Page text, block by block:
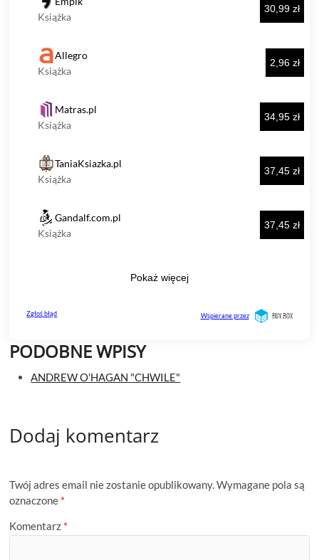
PODOBNE WPISY
ANDREW O'HAGAN "CHWILE"
Dodaj komentarz
Twój adres email nie zostanie opublikowany.Wymagane pola są
oznaczone *
Komentarz *